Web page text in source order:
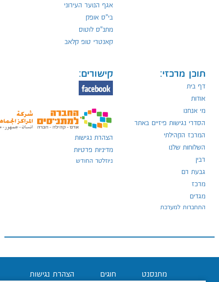
אגף הנוער העירוני
בי"ס אופק
מתנ"ס לוטוס
קאנטרי טופ קלאב
תוכן מרכזי:
דף בית
אודות
מי אנחנו
הסדרי נגישות פיזיים באתר
המרכז הקהילתי
השלוחות שלנו
גבעת רם
מרכז
מגדים
התחברות למערכת
קישורים:
הצהרת נגישות
מדיניות פרטיות
ניוזלטר החודש
מתנסנט חוגים הצהרת נגישות